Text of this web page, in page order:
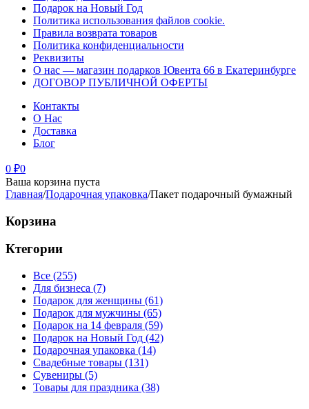
Подарок на Новый Год
Политика использования файлов cookie.
Правила возврата товаров
Политика конфиденциальности
Реквизиты
О нас — магазин подарков Ювента 66 в Екатеринбурге
ДОГОВОР ПУБЛИЧНОЙ ОФЕРТЫ
Контакты
О Нас
Доставка
Блог
0 ₽0
Ваша корзина пуста
Главная/Подарочная упаковка/Пакет подарочный бумажный
Корзина
Ктегории
Все (255)
Для бизнеса (7)
Подарок для женщины (61)
Подарок для мужчины (65)
Подарок на 14 февраля (59)
Подарок на Новый Год (42)
Подарочная упаковка (14)
Свадебные товары (131)
Сувениры (5)
Товары для праздника (38)